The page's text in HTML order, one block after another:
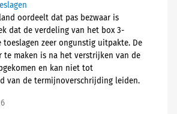
oordeelt dat pas bezwaar is
dat de verdeling van het box 3-
toeslagen zeer ongunstig uitpakte. De
te maken is na het verstrijken van de
en kan niet tot
van de termijnoverschrijding leiden.